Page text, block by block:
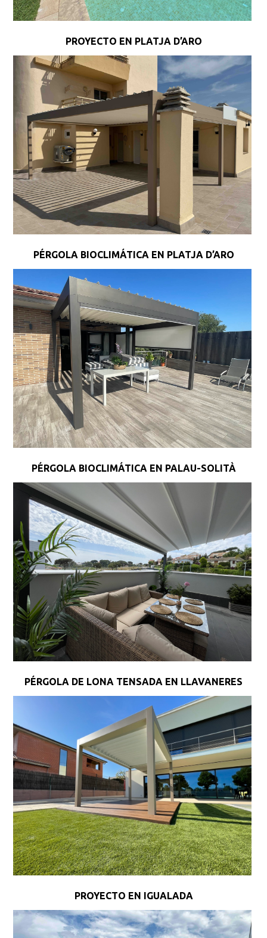
PROYECTO EN PLATJA D’ARO
PÉRGOLA BIOCLIMÁTICA EN PLATJA D’ARO
PÉRGOLA BIOCLIMÁTICA EN PALAU-SOLITÀ
PÉRGOLA DE LONA TENSADA EN LLAVANERES
PROYECTO EN IGUALADA